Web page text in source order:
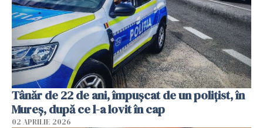
Tânăr de 22 de ani, împușcat de un polițist, în
Mureș, după ce l-a lovit în cap
02 APRILIE 2026